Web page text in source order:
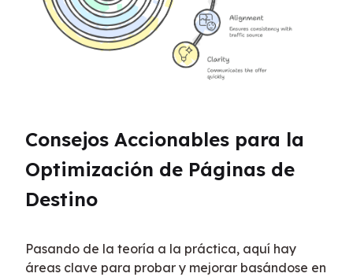
Consejos Accionables para la
Optimización de Páginas de
Destino
Pasando de la teoría a la práctica, aquí hay
áreas clave para probar y mejorar basándose en